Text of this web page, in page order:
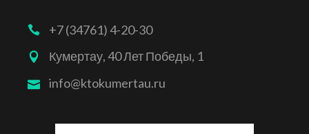
+7 (34761) 4-20-30
Кумертау, 40 Лет Победы, 1
info@ktokumertau.ru